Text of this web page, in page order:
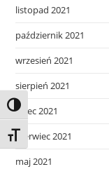
Toggle High Contrast
Toggle Font size
listopad 2021
październik 2021
wrzesień 2021
sierpień 2021
lipiec 2021
czerwiec 2021
maj 2021